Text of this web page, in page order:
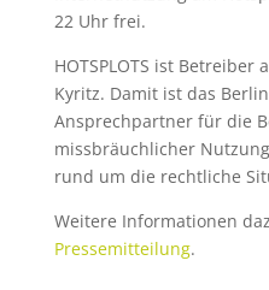
22 Uhr frei.
HOTSPLOTS ist
Kyritz. Damit ist das
Ansprechpartner für die
missbräuchlicher
rund um die rechtliche
Weitere Informationen
Pressemitteilung.